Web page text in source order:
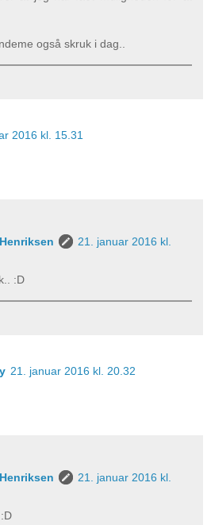
også skruk i dag..
2016 kl. 15.31
21. januar 2016 kl.
:D
21. januar 2016 kl. 20.32
21. januar 2016 kl.